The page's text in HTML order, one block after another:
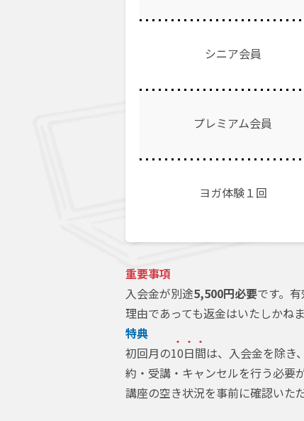
シニア会員
プレミアム会員
ヨガ体験１回
重要事項
入会金が別途5,500円必要です。
理由であっても返金はいたしかねま
特典
初回月の10日間は、入会金を除き
約・受講・キャンセルを行う必要
講座の空き状況を事前に確認いた